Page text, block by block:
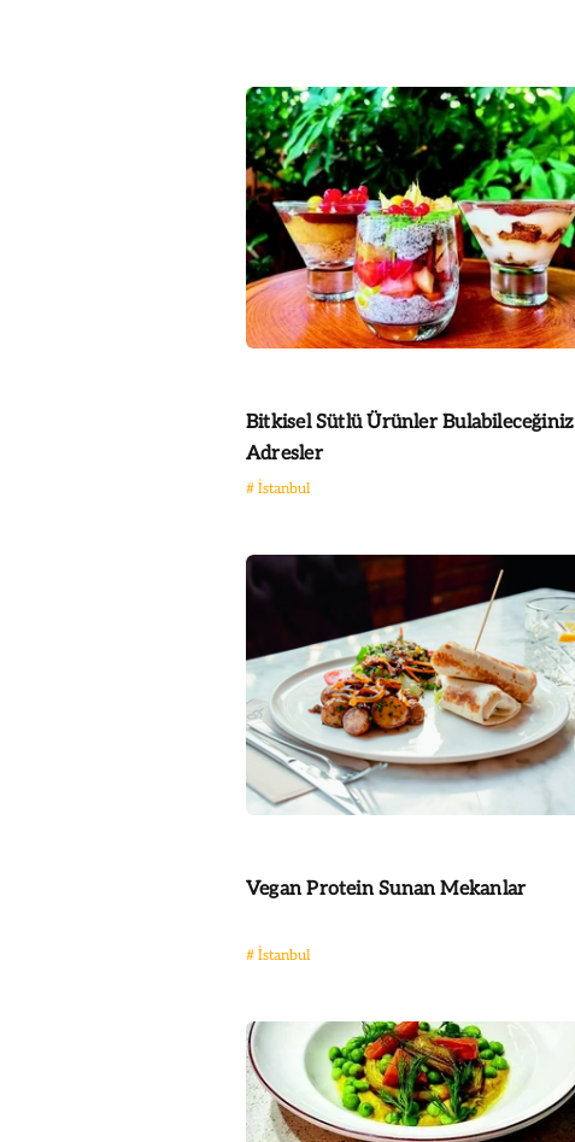
Bitkisel Sütlü Ürünler Bulabileceğiniz
Adresler
# İstanbul
Vegan Protein Sunan Mekanlar
# İstanbul